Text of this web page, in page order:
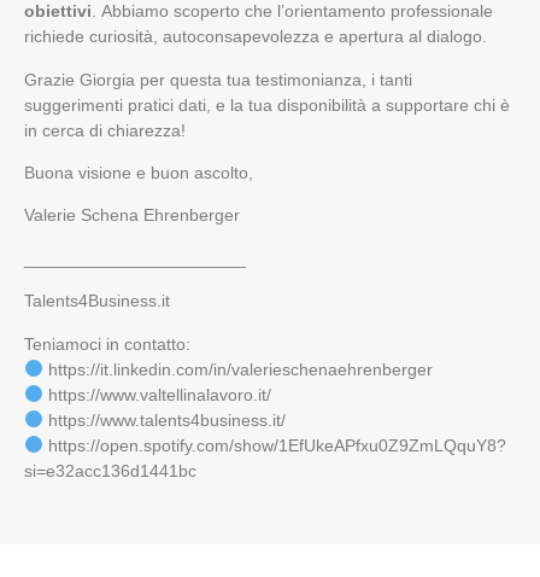
obiettivi. Abbiamo scoperto che l’orientamento professionale
richiede curiosità, autoconsapevolezza e apertura al dialogo.
Grazie Giorgia per questa tua testimonianza, i tanti
suggerimenti pratici dati, e la tua disponibilità a supportare chi è
in cerca di chiarezza!
Buona visione e buon ascolto,
Valerie Schena Ehrenberger
Talents4Business.it
Teniamoci in contatto:
https://it.linkedin.com/in/valerieschenaehrenberger
https://www.valtellinalavoro.it/
https://www.talents4business.it/
https://open.spotify.com/show/1EfUkeAPfxu0Z9ZmLQquY8?
si=e32acc136d1441bc